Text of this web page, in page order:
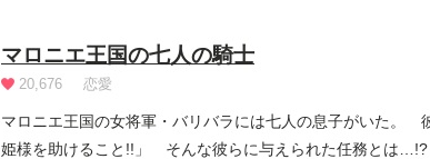
マロニエ王国の七人の騎士
20,676 恋愛
マロニエ王国の女将軍・バリバラには七人の息子がいた
姫様を助けること!!」 そんな彼らに与えられた任務とは